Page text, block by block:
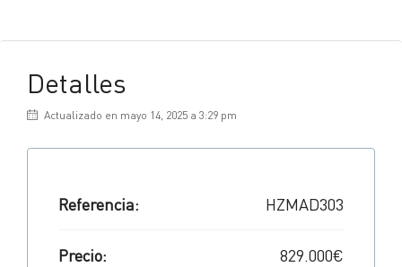
Detalles
Actualizado en mayo 14, 2025 a 3:29 pm
Referencia: HZMAD303
Precio: 829.000€